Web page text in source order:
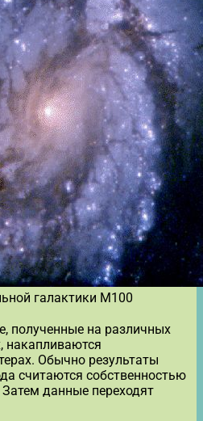
галактики M100
полученные на различных
накапливаются
Обычно результаты
считаются собственностью
данные переходят